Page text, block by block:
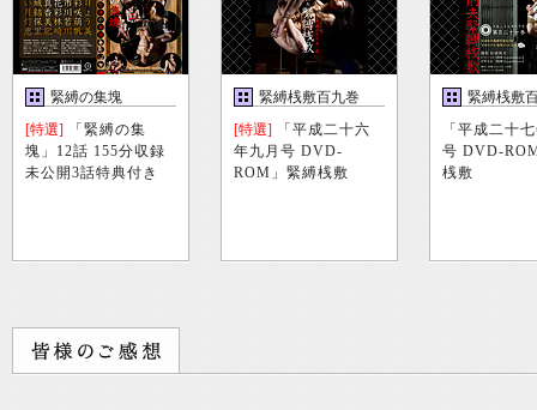
緊縛の集塊
[特選] 「緊縛の集
塊」12話 155分収録
未公開3話特典付き
緊縛桟敷百九巻
[特選] 「平成二十六
年九月号 DVD-
ROM」緊縛桟敷
緊縛桟敷
巻
「平成二十
号 DVD-
桟敷